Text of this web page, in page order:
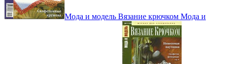
Мода и модель Вязание крючком Мода и